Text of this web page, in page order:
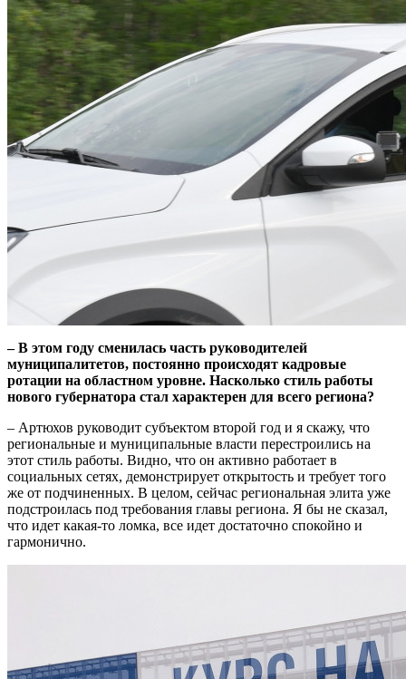
– В этом году сменилась часть руководителей
муниципалитетов, постоянно происходят кадровые
ротации на областном уровне. Насколько стиль работы
нового губернатора стал характерен для всего региона?
– Артюхов руководит субъектом второй год и я скажу, что
региональные и муниципальные власти перестроились на
этот стиль работы. Видно, что он активно работает в
социальных сетях, демонстрирует открытость и требует того
же от подчиненных. В целом, сейчас региональная элита уже
подстроилась под требования главы региона. Я бы не сказал,
что идет какая-то ломка, все идет достаточно спокойно и
гармонично.